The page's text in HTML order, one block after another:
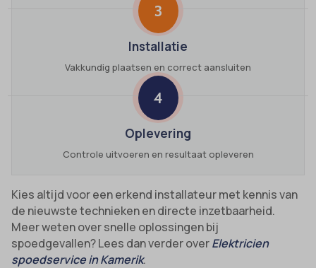
3
Installatie
Vakkundig plaatsen en correct aansluiten
4
Oplevering
Controle uitvoeren en resultaat opleveren
Kies altijd voor een erkend installateur met kennis van
de nieuwste technieken en directe inzetbaarheid.
Meer weten over snelle oplossingen bij
spoedgevallen? Lees dan verder overElektricien
spoedservice in Kamerik.